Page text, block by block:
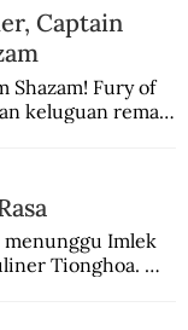
Captain
Shazam! Fury of
keluguan remaja
menunggu Imlek
Tionghoa.